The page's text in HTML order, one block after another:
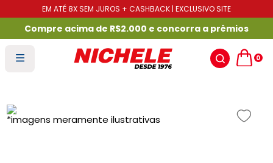
EM ATÉ 8X SEM JUROS + CASHBACK | EXCLUSIVO SITE
Compre acima de R$2.000 e concorra a prêmios
0